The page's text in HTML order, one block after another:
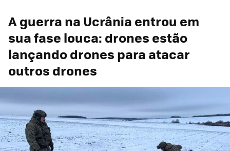
A guerra na Ucrânia entrou em
sua fase louca: drones estão
lançando drones para atacar
outros drones